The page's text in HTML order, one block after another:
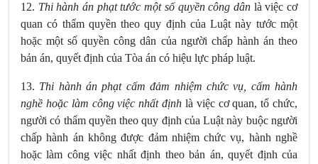
12. Thi hành án phạt tước một số quyền công dânlà việc cơ
quan có thẩm quyền theo quy định của Luật này tước một
hoặc một số quyền công dân của người chấp hành án theo
bản án, quyết định của Tòa án có hiệu lực pháp luật.
13. Thi hành án phạt cấm đảm nhiệm chức vụ, cấm hành
nghề hoặc làm công việc nhất định là việc cơ quan, tổ chức,
người có thẩm quyền theo quy định của Luật này buộc người
chấp hành án không được đảm nhiệm chức vụ, hành nghề
hoặc làm công việc nhất định theo bản án, quyết định của